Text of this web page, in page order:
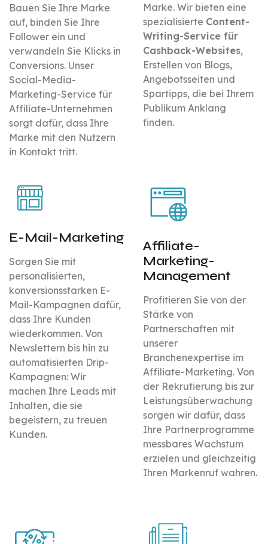
Bauen Sie Ihre Marke
auf, binden Sie Ihre
Follower ein und
verwandeln Sie Klicks in
Conversions. Unser
Social-Media-
Marketing-Service für
Affiliate-Unternehmen
sorgt dafür, dass Ihre
Marke mit den Nutzern
in Kontakt tritt.
Marke. Wir bieten eine
spezialisierte Content-
Writing-Service für
Cashback-Websites,
Erstellen von Blogs,
Angebotsseiten und
Spartipps, die bei Ihrem
Publikum Anklang
finden.
E-Mail-Marketing
Sorgen Sie mit
personalisierten,
konversionsstarken E-
Mail-Kampagnen dafür,
dass Ihre Kunden
wiederkommen. Von
Newslettern bis hin zu
automatisierten Drip-
Kampagnen: Wir
machen Ihre Leads mit
Inhalten, die sie
begeistern, zu treuen
Kunden.
Affiliate-
Marketing-
Management
Profitieren Sie von der
Stärke von
Partnerschaften mit
unserer
Branchenexpertise im
Affiliate-Marketing. Von
der Rekrutierung bis zur
Leistungsüberwachung
sorgen wir dafür, dass
Ihre Partnerprogramme
messbares Wachstum
erzielen und gleichzeitig
Ihren Markenruf wahren.